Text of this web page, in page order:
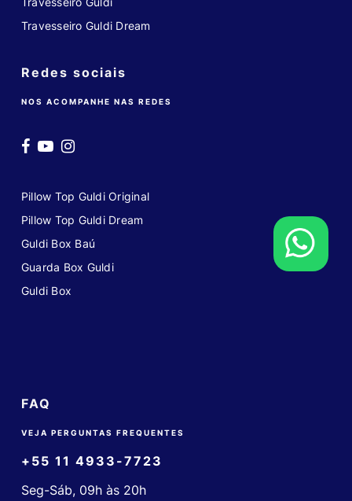
Travesseiro Guldi Dream
Redes sociais
NOS ACOMPANHE NAS REDES
Pillow Top Guldi Original
Pillow Top Guldi Dream
Guldi Box Baú
Guarda Box Guldi
Guldi Box
FAQ
VEJA PERGUNTAS FREQUENTES
+55 11 4933-7723
Seg-Sáb, 09h às 20h